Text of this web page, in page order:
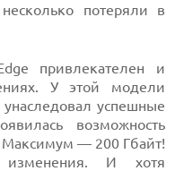
потеряли в
привлекателен и
У этой модели
успешные
возможность
Максимум — 200 Гбайт!
изменения. И хотя